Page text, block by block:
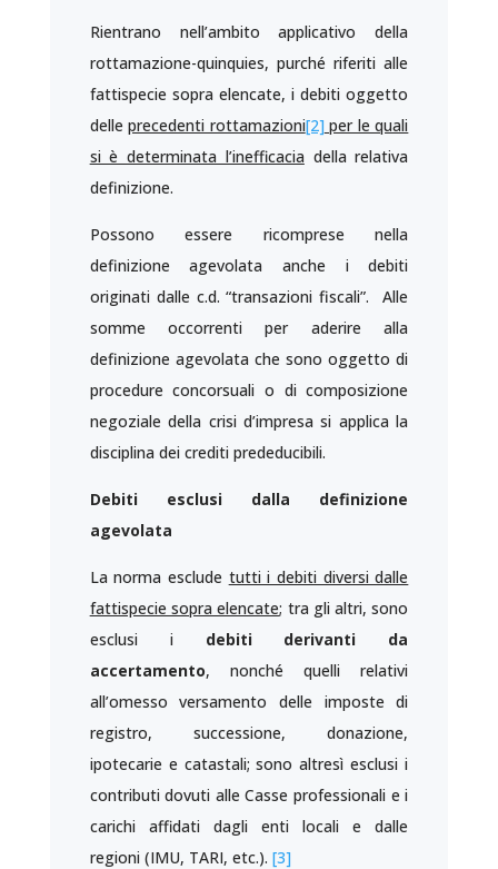
Rientrano nell’ambito applicativo della
rottamazione-quinquies, purché riferiti alle
fattispecie sopra elencate, i debiti oggetto
delleprecedenti rottamazioni[2] per le quali
si è determinata l’inefficaciadella relativa
definizione.
Possono essere ricomprese nella
definizione agevolata anche i debiti
originati dalle c.d. “transazioni fiscali”. Alle
somme occorrenti per aderire alla
definizione agevolata che sono oggetto di
procedure concorsuali o di composizione
negoziale della crisi d’impresa si applica la
disciplina dei crediti prededucibili.
Debiti esclusi dalla definizione
agevolata
La norma esclude tutti i debiti diversi dalle
fattispecie sopra elencate; tra gli altri, sono
esclusi i debiti derivanti da
accertamento, nonché quelli relativi
all’omesso versamento delle imposte di
registro, successione, donazione,
ipotecarie e catastali; sono altresì esclusi i
contributi dovuti alle Casse professionali e i
carichi affidati dagli enti locali e dalle
regioni (IMU, TARI, etc.). [3]